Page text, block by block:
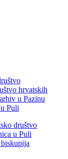
hrvatskih
u Pazinu
Puli
društvo
u Puli